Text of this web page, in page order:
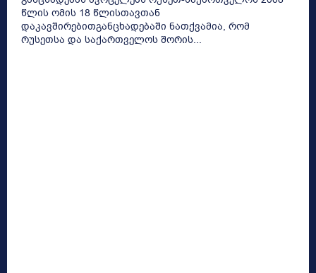
წლის ომის 18 წლისთავთან
დაკავშირებითგანცხადებაში ნათქვამია, რომ
რუსეთსა და საქართველოს შორის...